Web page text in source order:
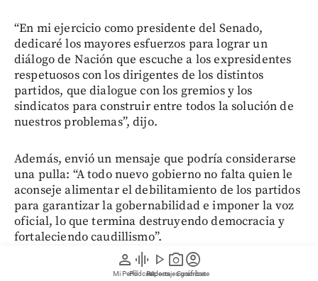
person
Mi Perfil
graphic_eq
Pódcast
play_arrow
Videos
photo_camera
Reportajes gráficos
account_circle
Suscríbete
“En mi ejercicio como presidente del Senado,
dedicaré los mayores esfuerzos para lograr un
diálogo de Nación que escuche a los expresidentes
respetuosos con los dirigentes de los distintos
partidos, que dialogue con los gremios y los
sindicatos para construir entre todos la solución de
nuestros problemas”, dijo.
Además, envió un mensaje que podría considerarse
una pulla: “A todo nuevo gobierno no falta quien le
aconseje alimentar el debilitamiento de los partidos
para garantizar la gobernabilidad e imponer la voz
oficial, lo que termina destruyendo democracia y
fortaleciendo caudillismo”.
Finalmente, le rindió un homenaje al asesinado